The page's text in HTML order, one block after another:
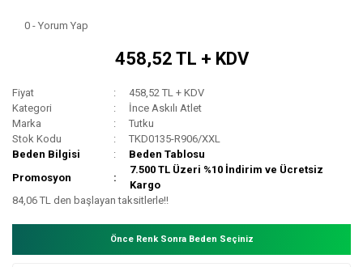
0 - Yorum Yap
458,52 TL + KDV
Fiyat
458,52 TL + KDV
Kategori
İnce Askılı Atlet
Marka
Tutku
Stok Kodu
TKD0135-R906/XXL
Beden Bilgisi
Beden Tablosu
Promosyon
7.500 TL Üzeri %10 İndirim ve Ücretsiz
Kargo
84,06 TL den başlayan taksitlerle!!
Önce Renk Sonra Beden Seçiniz